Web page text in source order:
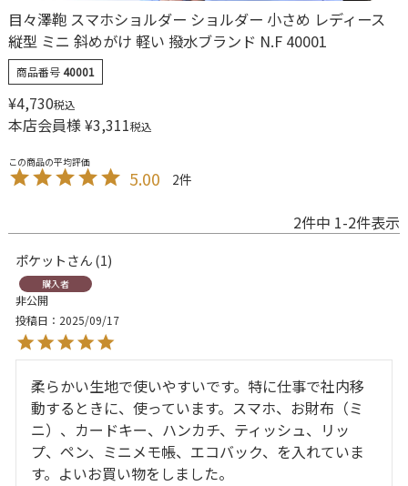
目々澤鞄 スマホショルダー ショルダー 小さめ レディース
縦型 ミニ 斜めがけ 軽い 撥水ブランド N.F 40001
商品番号40001
¥4,730税込
本店会員様¥3,311税込
5.00 2
2件中 1-2件表示
ポケット 1
購入者
非公開
投稿日
2025/09/17
柔らかい生地で使いやすいです。特に仕事で社内移
動するときに、使っています。スマホ、お財布（ミ
ニ）、カードキー、ハンカチ、ティッシュ、リッ
プ、ペン、ミニメモ帳、エコバック、を入れていま
す。よいお買い物をしました。